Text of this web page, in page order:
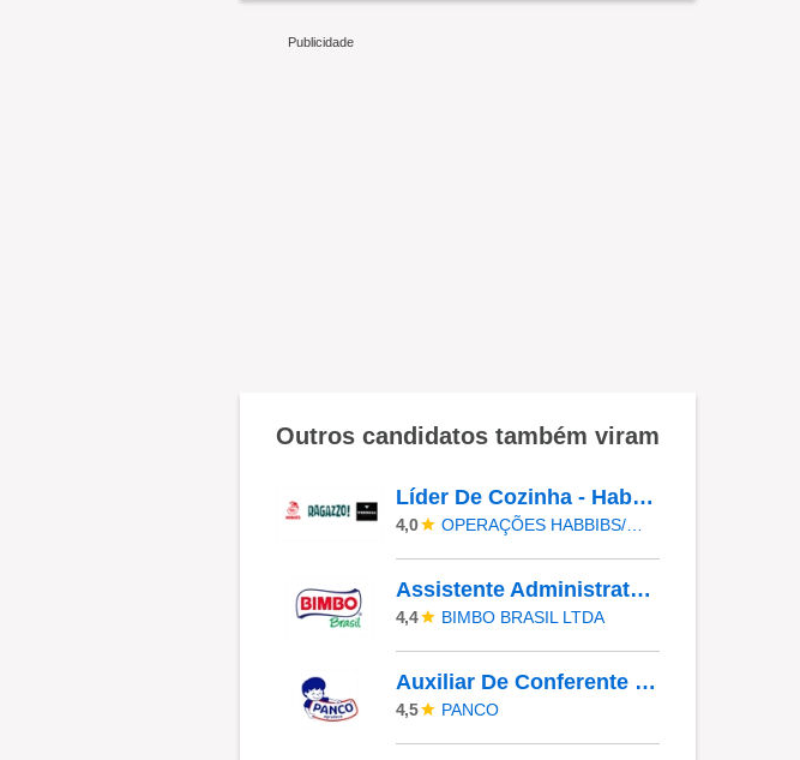
Outros candidatos também viram
Líder De Cozinha - Habibs Jacu Pessego - Itaquera SP Horário Manhã
4,0
Assistente Administrativo
4,4 BIMBO BRASIL LTDA
Auxiliar De Conferente - Noturno
4,5 PANCO